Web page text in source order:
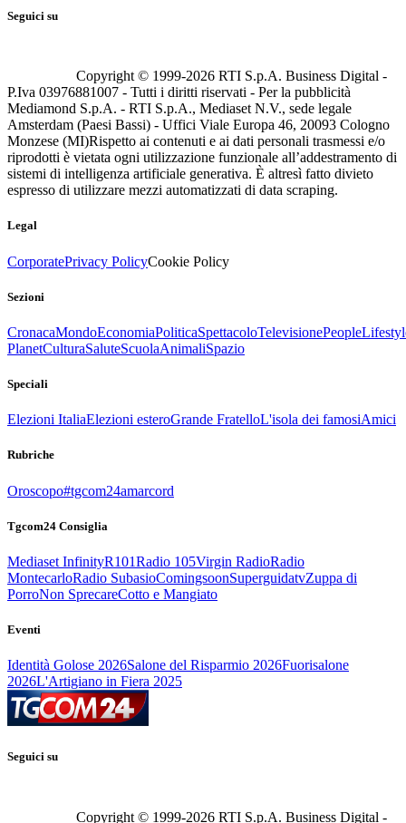
Seguici su
Copyright © 1999-2026 RTI S.p.A. Business Digital -
P.Iva 03976881007 - Tutti i diritti riservati - Per la pubblicità
Mediamond S.p.A. - RTI S.p.A., Mediaset N.V., sede legale
Amsterdam (Paesi Bassi) - Uffici Viale Europa 46, 20093 Cologno
Monzese (MI)Rispetto ai contenuti e ai dati personali trasmessi e/o
riprodotti è vietata ogni utilizzazione funzionale all’addestramento di
sistemi di intelligenza artificiale generativa. È altresì fatto divieto
espresso di utilizzare mezzi automatizzati di data scraping.
Legal
CorporatePrivacy PolicyCookie Policy
Sezioni
CronacaMondoEconomiaPoliticaSpettacoloTelevisionePeople
PlanetCulturaSaluteScuolaAnimaliSpazio
Speciali
Elezioni ItaliaElezioni esteroGrande FratelloL'isola dei famosiAmici
Rubriche
Oroscopo#tgcom24amarcord
Tgcom24 Consiglia
Mediaset InfinityR101Radio 105Virgin RadioRadio
MontecarloRadio SubasioComingsoonSuperguidatvZuppa di
PorroNon SprecareCotto e Mangiato
Eventi
Identità Golose 2026Salone del Risparmio 2026Fuorisalone
2026L'Artigiano in Fiera 2025
Seguici su
Copyright © 1999-2026 RTI S.p.A. Business Digital -